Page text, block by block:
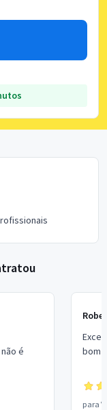
é
bom
para